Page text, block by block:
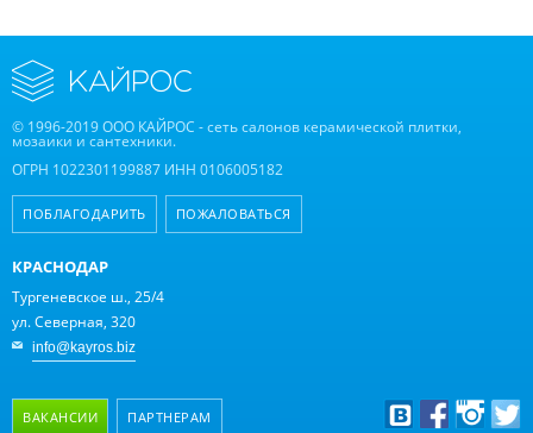
© 1996-2019 ООО КАЙРОС - сеть салонов керамической плитки,
мозаики и сантехники.
ОГРН 1022301199887 ИНН 0106005182
ПОБЛАГОДАРИТЬ ПОЖАЛОВАТЬСЯ
КРАСНОДАР
Тургеневское ш., 25/4
ул. Северная, 320
info@kayros.biz
ВАКАНСИИ ПАРТНЕРАМ